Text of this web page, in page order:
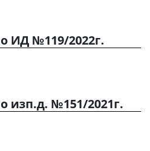
ИД №119/2022г.
изп.д. №151/2021г.